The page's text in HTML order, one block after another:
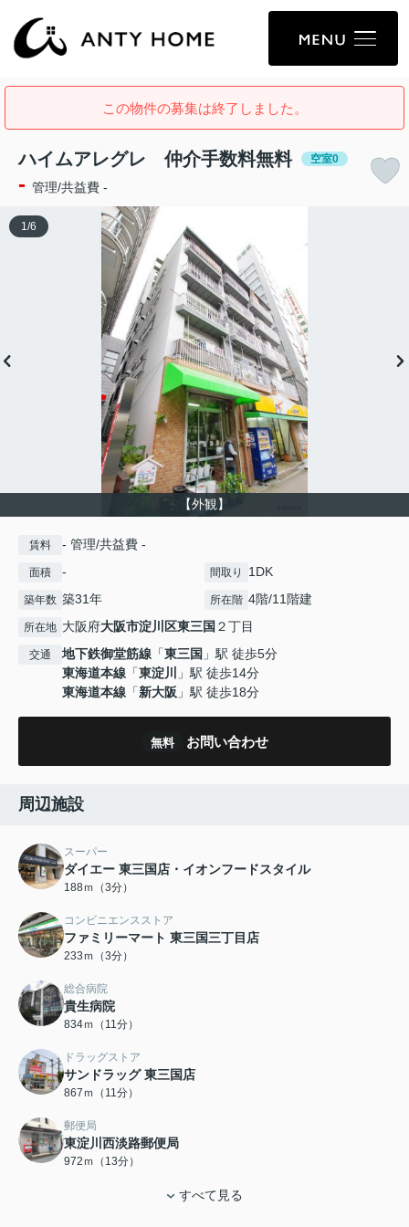
この物件の募集は終了しました。
ハイムアレグレ 仲介手数料無料 空室0
- 管理/共益費 -
【外観】
1 /6
賃料 - 管理/共益費 -
面積 - 間取り 1DK
築年数 築31年 所在階 4階/11階建
所在地 大阪府大阪市淀川区東三国 ２丁目
交通 地下鉄御堂筋線 「東三国 」駅 徒歩5分
東海道本線 「東淀川
」駅 徒歩14分
東海道本線 「新大阪 」駅 徒歩18分
無料 お問い合わせ
周辺施設
スーパー
ダイエー 東三国店・イオンフードスタイル
188ｍ（3分）
コンビニエンスストア
ファミリーマート 東三国三丁目店
233ｍ（3分）
総合病院
貴生病院
834ｍ（11分）
ドラッグストア
サンドラッグ 東三国店
867ｍ（11分）
郵便局
東淀川西淡路郵便局
972ｍ（13分）
すべて見る